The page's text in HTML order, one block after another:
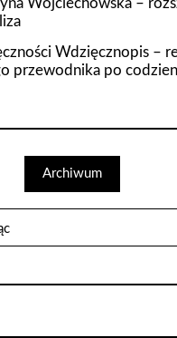
Wojciechowska –
Wdzięcznopis –
przewodnika po
Archiwum